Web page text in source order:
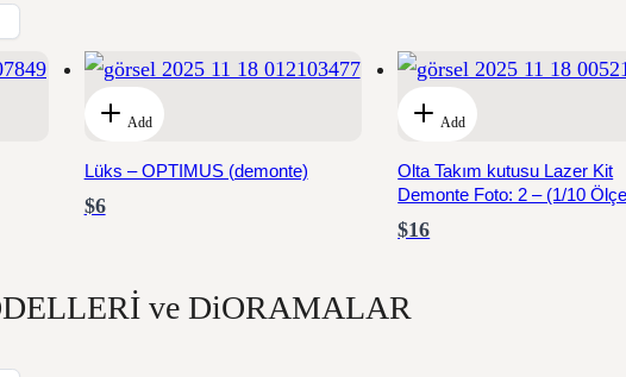
Add
Lüks – OPTIMUS (demonte)
$6
Add
Olta Takım kutusu Lazer Kit
Demonte Foto: 2 – (1/10
$16
ve DiORAMALAR